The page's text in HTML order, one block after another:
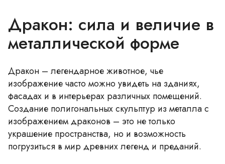
Дракон: сила и величие в
металлической форме
Дракон – легендарное животное, чье
изображение часто можно увидеть на зданиях,
фасадах и в интерьерах различных помещений.
Создание полигональных скульптур из металла с
изображением драконов – это не только
украшение пространства, но и возможность
погрузиться в мир древних легенд и преданий.